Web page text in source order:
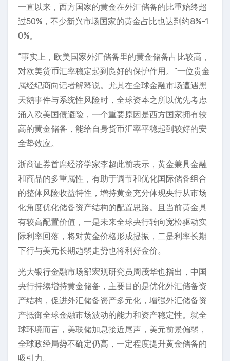
一直以来，西方国家的黄金在外汇储备的比重始终超
过50%，不少新兴市场国家的黄金占比也达到约8%-1
0%。
“事实上，欧美国家外汇储备里的黄金储备占比较高，
对欧美货币汇率稳定起到良好的保护作用。”一位贵金
属经纪商向记者解释说。尤其在全球金融市场遭遇黑
天鹅事件与系统性风险时，全球资本之所以优先考虑
涌入欧美国债避险，一个重要原因是西方国家拥有较
高的黄金储备，能给自身货币汇率平稳起到较好的安
全垫效应。
浙商证券首席经济学家李超此前表示，黄金兼具金融
和商品的多重属性，有助于调节和优化国际储备组合
的整体风险收益特性，增持黄金充分体现央行从市场
化角度优化储备资产结构的配置思路。且当前黄金具
有较高配置价值，一是未来全球央行转向宽松驱动实
际利率回落，将对黄金价格形成提振，二是利率长期
下行与美元长期趋弱走势也将利好金价。
光大银行金融市场部宏观研究员周茂华也指出，中国
央行持续增持黄金储备，主要目的是优化外汇储备资
产结构，促进外汇储备资产多元化，增强外汇储备资
产抵御全球金融市场波动的能力和资产稳定性。就全
球环境而言，美联储加息接近尾声，美元前景偏弱，
全球政经局势不确定仍高，一定程度提升黄金储备的
吸引力。